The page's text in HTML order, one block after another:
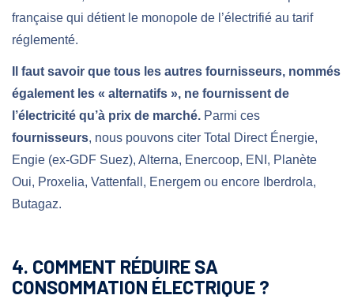
française qui détient le monopole de l’électrifié au tarif
réglementé.
Il faut savoir que tous les autres fournisseurs, nommés
également les « alternatifs », ne fournissent de
l’électricité qu’à prix de marché. Parmi ces
fournisseurs, nous pouvons citer Total Direct Énergie,
Engie (ex-GDF Suez), Alterna, Enercoop, ENI, Planète
Oui, Proxelia, Vattenfall, Energem ou encore Iberdrola,
Butagaz.
4. COMMENT RÉDUIRE SA
CONSOMMATION ÉLECTRIQUE ?